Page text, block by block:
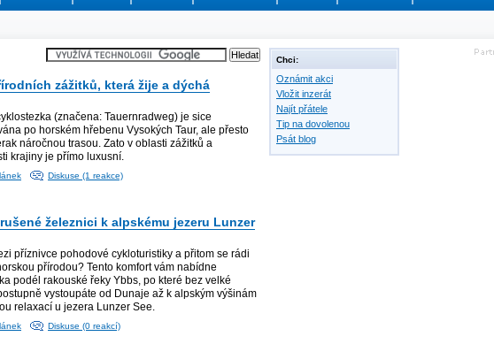
zážitků, která žije a dýchá
(značena: Tauernradweg) je sice
po horském hřebenu Vysokých Taur, ale přesto
náročnou trasou. Zato v oblasti zážitků a
krajiny je přímo luxusní.
Diskuse (1 reakce)
železnici k alpskému jezeru Lunzer
příznivce pohodové cykloturistiky a přitom se rádi
přírodou? Tento komfort vám nabídne
podél rakouské řeky Ybbs, po které bez velké
vystoupáte od Dunaje až k alpským výšinám
relaxací u jezera Lunzer See.
Diskuse (0 reakcí)
Chci:
Oznámit akci
Vložit inzerát
Najít přátele
Tip na dovolenou
Psát blog